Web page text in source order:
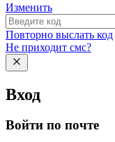
Изменить
Повторно выслать код
Не приходит смс?
Вход
Войти по почте